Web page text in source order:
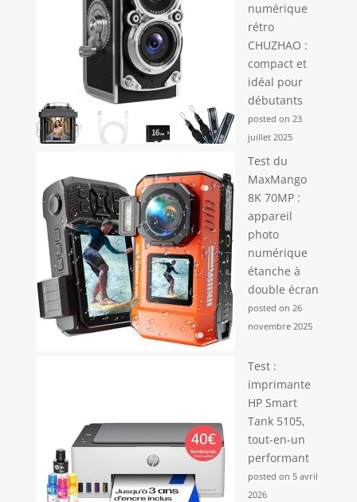
numérique
rétro
CHUZHAO :
compact et
idéal pour
débutants
posted on 23
juillet 2025
Test du
MaxMango
8K 70MP :
appareil
photo
numérique
étanche à
double écran
posted on 26
novembre 2025
Test :
imprimante
HP Smart
Tank 5105,
tout-en-un
performant
posted on 5 avril
2026